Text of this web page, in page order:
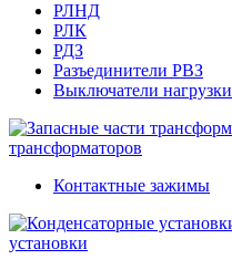
РЛНД
РЛК
РДЗ
Разъединители РВЗ
Выключатели нагрузки
трансформаторов
Контактные зажимы
установки